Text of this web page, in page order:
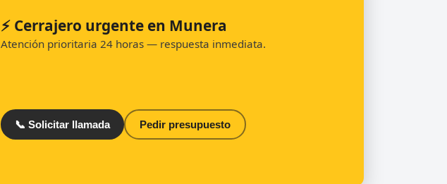
⚡ Cerrajero urgente en Munera
Atención prioritaria 24 horas — respuesta inmediata.
📞 Solicitar llamada Pedir presupuesto